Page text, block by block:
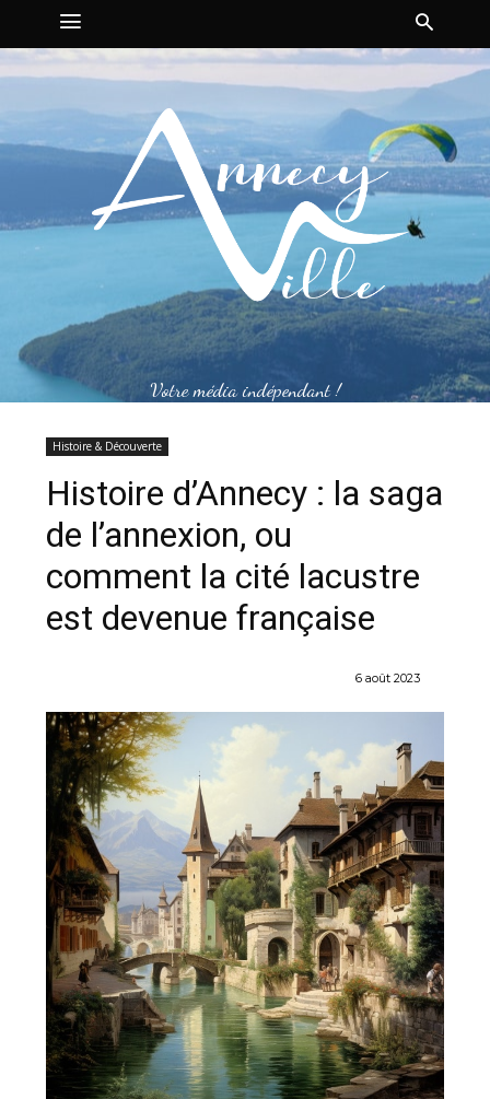
Votre média indépendant !
Histoire & Découverte
Histoire d’Annecy : la saga
de l’annexion, ou
comment la cité lacustre
est devenue française
6 août 2023